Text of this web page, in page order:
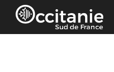
Panneau de gestion des